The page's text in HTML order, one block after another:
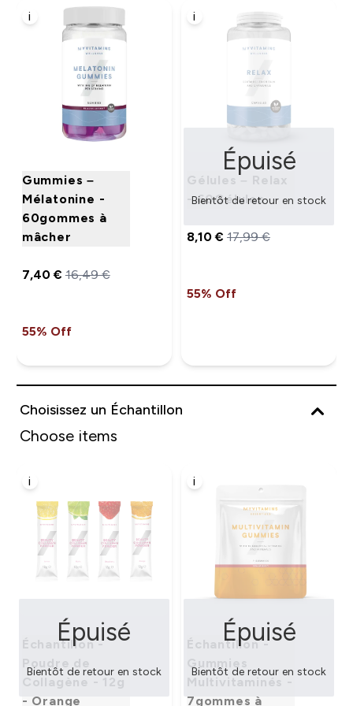
i
Gummies –
Mélatonine -
60gommes à
mâcher
7,40 €‎16,49 €‎
55% Off
i
Gélules – Relax
- 60Gélules
8,10 €‎ 17,99 €‎
55% Off
Épuisé
Bientôt de retour en stock
Choisissez un Échantillon
Choose items
i
Échantillon -
Poudre de
Collagène - 12g
- Orange
Épuisé
Bientôt de retour en stock
i
Échantillon -
Gummies
Multivitaminés -
7gommes à
Épuisé
Bientôt de retour en stock